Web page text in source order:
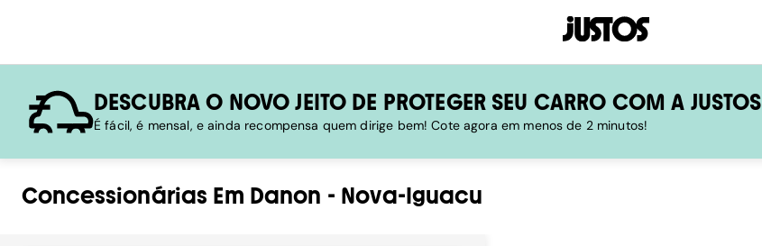
DESCUBRA O NOVO JEITO DE PROTEGER SEU CARRO COM A JUSTOS
É fácil, é mensal, e ainda recompensa quem dirige bem! Cote agora em menos de 2 minutos!
Concessionárias Em Danon - Nova-Iguacu